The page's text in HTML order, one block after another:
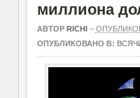
миллиона
АВТОР RICHI–
ОПУБЛИКОВАНО В: